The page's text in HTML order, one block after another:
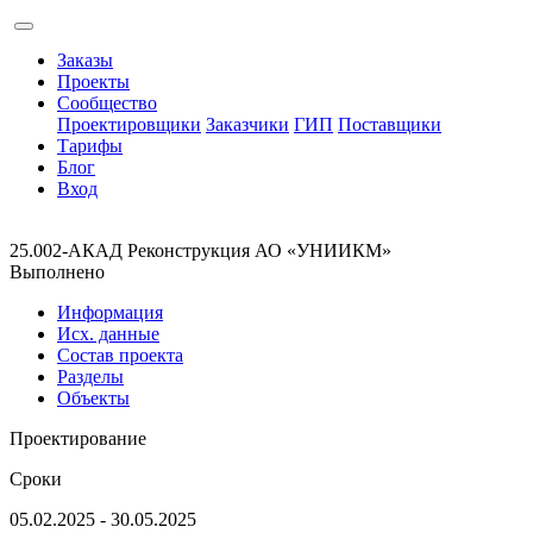
Заказы
Проекты
Сообщество
Проектировщики Заказчики ГИП Поставщики
Тарифы
Блог
Вход
25.002-АКАД Реконструкция АО «УНИИКМ»
Выполнено
Информация
Исх. данные
Состав проекта
Разделы
Объекты
Проектирование
Сроки
05.02.2025 - 30.05.2025